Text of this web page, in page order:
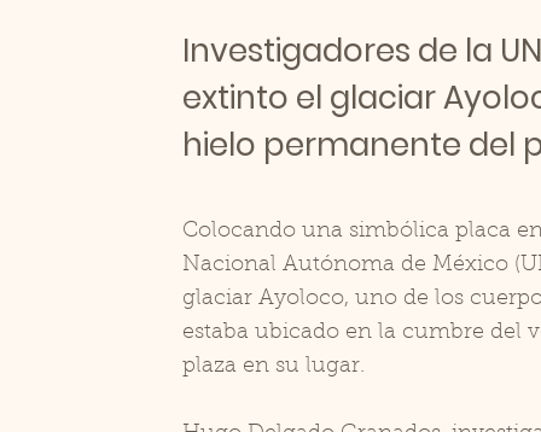
Investigadores de la
extinto el glaciar
hielo permanente del
Colocando una simbólica placa
Nacional Autónoma de México
glaciar Ayoloco, uno de los
estaba ubicado en la cumbre del
plaza en su lugar.